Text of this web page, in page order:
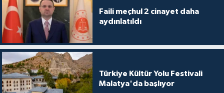
Faili meçhul 2 cinayet daha
aydınlatıldı
Türkiye Kültür Yolu Festivali
Malatya'da başlıyor